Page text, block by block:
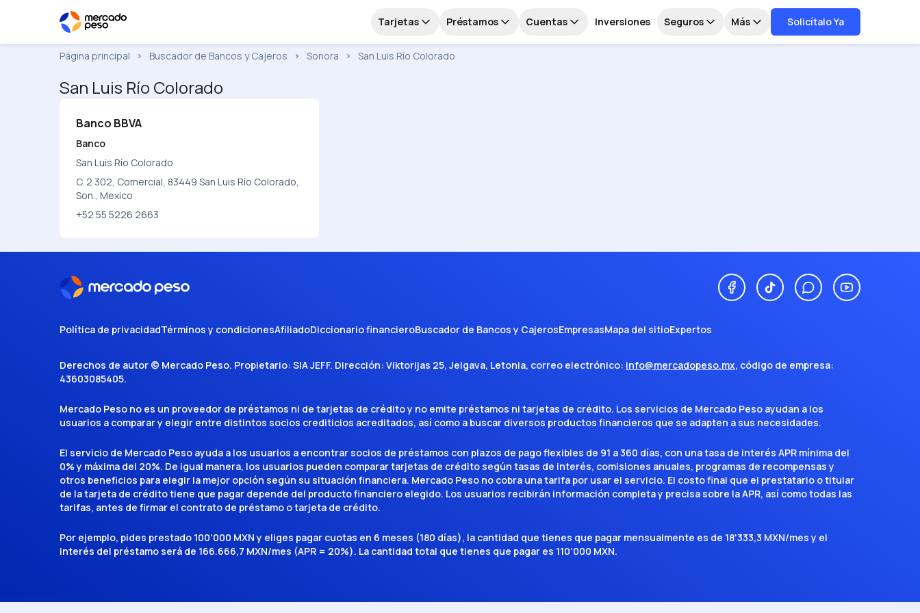
Tarjetas Préstamos Cuentas Inversiones Seguros Más Solicítalo Ya
Página principal Buscador de Bancos y Cajeros Sonora San Luis Río Colorado
San Luis Río Colorado
Banco BBVA
Banco
San Luis Río Colorado
C. 2 302, Comercial, 83449 San Luis Río Colorado,
Son., Mexico
+52 55 5226 2663
Política de privacidadTérminos y condicionesAfiliadoDiccionario financieroBuscador de Bancos y CajerosEmpresasMapa del sitioExpertos
Derechos de autor © Mercado Peso. Propietario: SIA JEFF. Dirección: Viktorijas 25, Jelgava, Letonia, correo electrónico: info@mercadopeso.mx, código de empresa:
43603085405.
Mercado Peso no es un proveedor de préstamos ni de tarjetas de crédito y no emite préstamos ni tarjetas de crédito. Los servicios de Mercado Peso ayudan a los
usuarios a comparar y elegir entre distintos socios crediticios acreditados, así como a buscar diversos productos financieros que se adapten a sus necesidades.
El servicio de Mercado Peso ayuda a los usuarios a encontrar socios de préstamos con plazos de pago flexibles de 91 a 360 días, con una tasa de interés APR mínima del
0% y máxima del 20%. De igual manera, los usuarios pueden comparar tarjetas de crédito según tasas de interés, comisiones anuales, programas de recompensas y
otros beneficios para elegir la mejor opción según su situación financiera. Mercado Peso no cobra una tarifa por usar el servicio. El costo final que el prestatario o titular
de la tarjeta de crédito tiene que pagar depende del producto financiero elegido. Los usuarios recibirán información completa y precisa sobre la APR, así como todas las
tarifas, antes de firmar el contrato de préstamo o tarjeta de crédito.
Por ejemplo, pides prestado 100'000 MXN y eliges pagar cuotas en 6 meses (180 días), la cantidad que tienes que pagar mensualmente es de 18'333,3 MXN/mes y el
interés del préstamo será de 166.666,7 MXN/mes (APR = 20%). La cantidad total que tienes que pagar es 110'000 MXN.